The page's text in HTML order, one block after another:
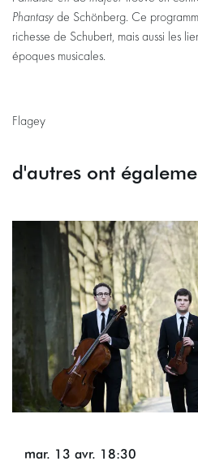
Phantasy de Schönberg. Ce
richesse de Schubert, mais aussi les
époques musicales.
Flagey
d'autres ont
mar. 13 avr. 18:30